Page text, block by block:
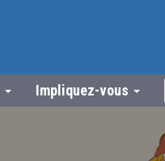
Impliquez-vous